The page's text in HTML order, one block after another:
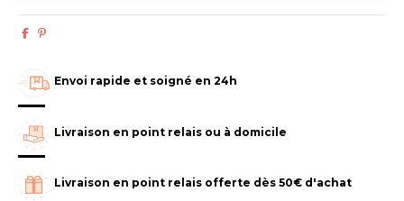
Envoi rapide et soigné en 24h
Livraison en point relais ou à domicile
Livraison en point relais offerte dès 50€ d'achat